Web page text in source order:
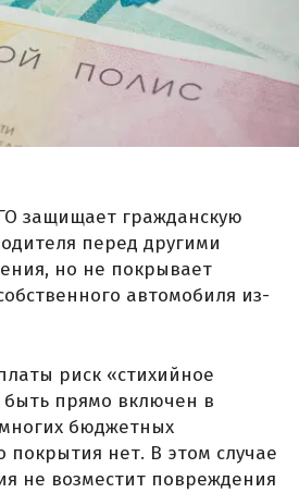
защищает гражданскую
перед другими
но не покрывает
автомобиля из-
риск «стихийное
прямо включен в
бюджетных
покрытия нет. В этом случае
не возместит повреждения